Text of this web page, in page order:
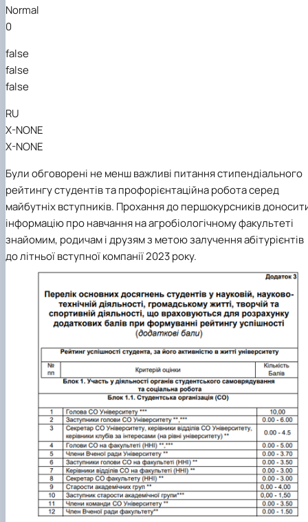
Normal
0
false
false
false
RU
X-NONE
X-NONE
Були обговорені не менш важливі питаннястипендіального
рейтингустудентів та профорієнтаційна робота серед
майбутніх вступників. Прохання до першокурсників
інформацію про навчання на агробіологічному факультеті
знайомим, родичам і друзям з метою залучення абітурієнтів
до літньої вступної компанії 2023 року.